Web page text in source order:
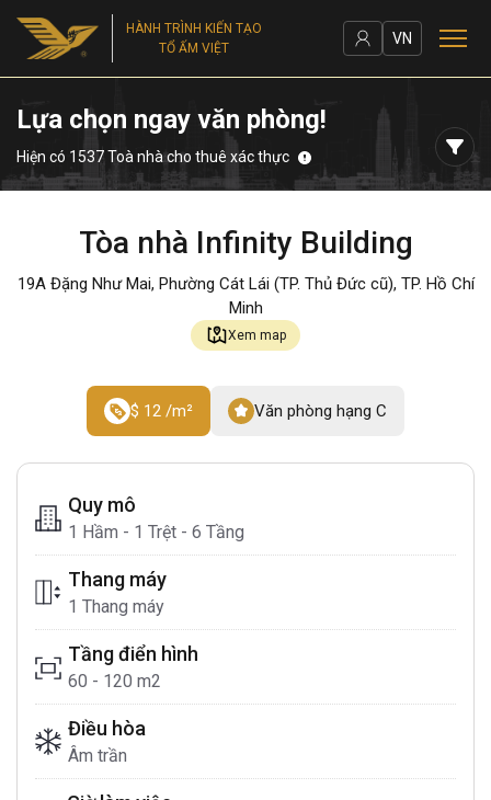
HÀNH TRÌNH KIẾN TẠO
TỔ ẤM VIỆT
VN
Lựa chọn ngay văn phòng!
Hiện có 1537 Toà nhà cho thuê xác thực
Tòa nhà Infinity Building
19A Đặng Như Mai, Phường Cát Lái (TP. Thủ Đức cũ), TP. Hồ Chí
Minh
Xem map
$ 12 /m² Văn phòng hạng C
Quy mô
1 Hầm - 1 Trệt - 6 Tầng
Thang máy
1 Thang máy
Tầng điển hình
60 - 120 m2
Điều hòa
Âm trần